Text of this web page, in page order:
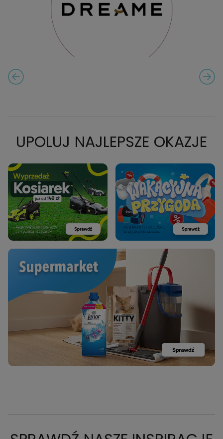
CAROUSEL NAVIGATION
PREVIOUS SLIDE
UPOLUJ NAJLEPSZE OKAZJE